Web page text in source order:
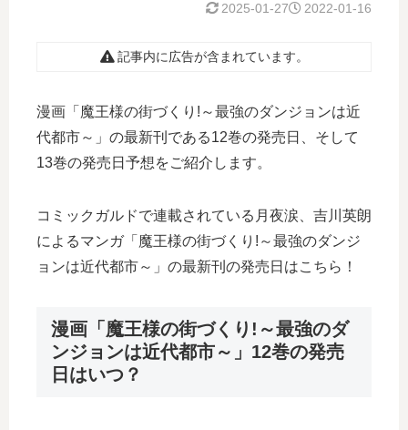
2022-01-16
2025-01-27
記事内に広告が含まれています。
漫画「魔王様の街づくり!～最強のダンジョンは近
代都市～」の最新刊である12巻の発売日、そして
13巻の発売日予想をご紹介します。
コミックガルドで連載されている月夜涙、吉川英朗
によるマンガ「魔王様の街づくり!～最強のダンジ
ョンは近代都市～」の最新刊の発売日はこちら！
漫画「魔王様の街づくり!～最強のダ
ンジョンは近代都市～」12巻の発売
日はいつ？